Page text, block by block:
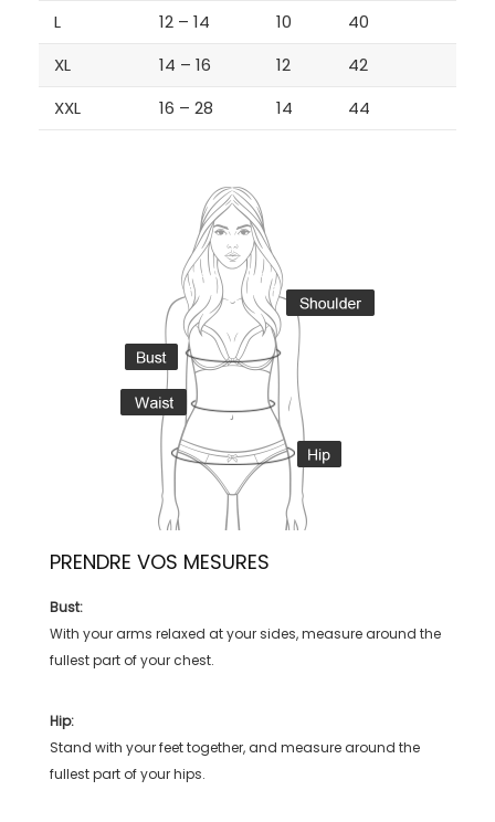
L
12 – 14 10
40
XL
14 – 16 12
42
XXL
16 – 28 14 44
PRENDRE VOS MESURES
Bust:
With your arms relaxed at your sides, measure around the
fullest part of your chest.
Hip:
Stand with your feet together, and measure around the
fullest part of your hips.